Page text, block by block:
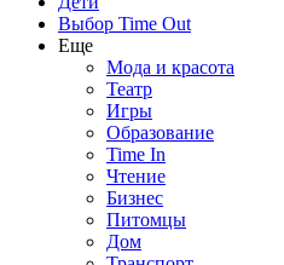
Выбор Time Out
Еще
Мода и красота
Театр
Игры
Образование
Time In
Чтение
Бизнес
Питомцы
Дом